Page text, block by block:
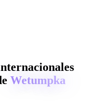
Wetumpka